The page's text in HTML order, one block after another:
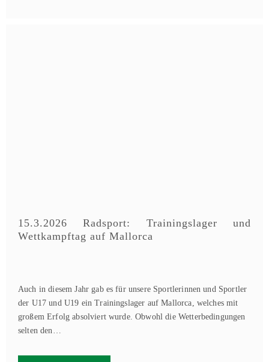
15.3.2026 Radsport: Trainingslager und
Wettkampftag auf Mallorca
Auch in diesem Jahr gab es für unsere Sportlerinnen und Sportler
der U17 und U19 ein Trainingslager auf Mallorca, welches mit
großem Erfolg absolviert wurde. Obwohl die Wetterbedingungen
selten den…